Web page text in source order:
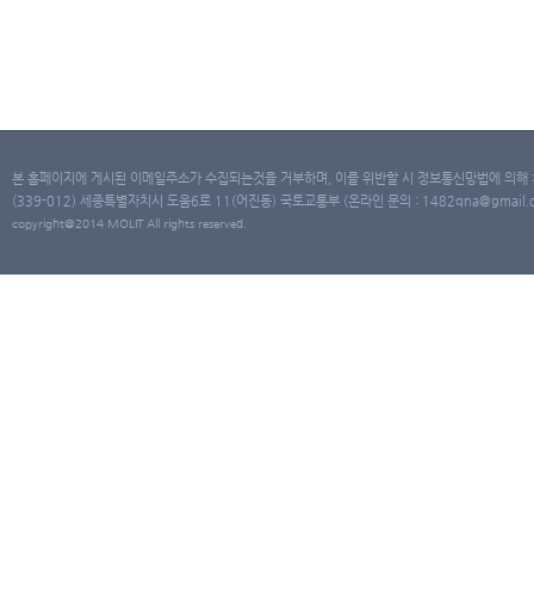
본 홈페이지에 게시된 이메일주소가 수집되는것을 거부하며, 이를 위반할 시 정보통신망법에 의
(339-012) 세종특별자치시 도움6로 11(어진동) 국토교통부 (온라인 문의 :
copyright@2014 MOLIT All rights reserved.